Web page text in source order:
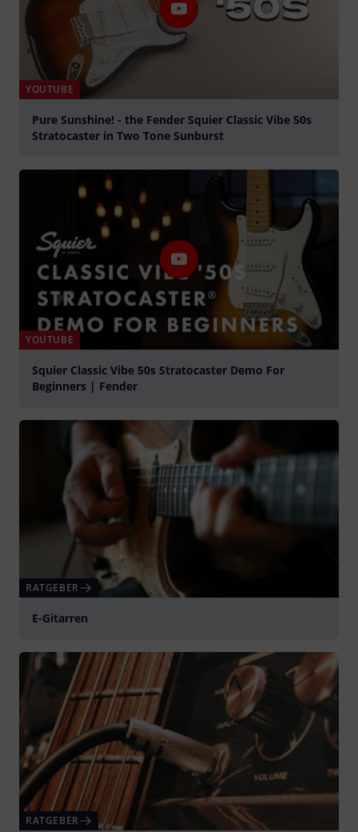
YOUTUBE
Pure Sunshine! - the Fender Squier Classic Vibe 50s
Stratocaster in Two Tone Sunburst
YOUTUBE
Squier Classic Vibe 50s Stratocaster Demo For
Beginners | Fender
RATGEBER
E-Gitarren
RATGEBER